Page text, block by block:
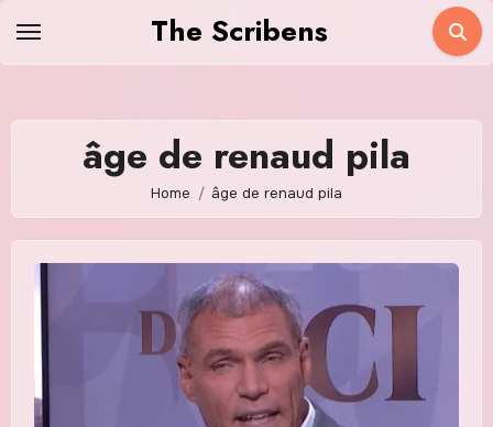
The Scribens
âge de renaud pila
Home âge de renaud pila